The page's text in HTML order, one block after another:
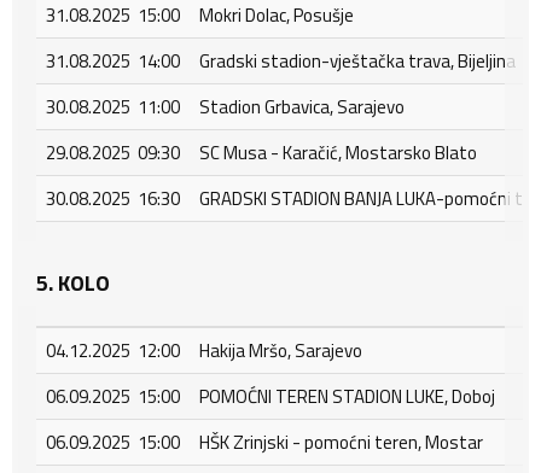
31.08.2025 15:00
Mokri Dolac, Posušje
31.08.2025 14:00
Gradski stadion-vještačka trava, Bijeljina
30.08.2025 11:00
Stadion Grbavica, Sarajevo
29.08.2025 09:30
SC Musa - Karačić, Mostarsko Blato
30.08.2025 16:30
GRADSKI STADION BANJA LUKA-pomoćni
5. KOLO
04.12.2025 12:00
Hakija Mršo, Sarajevo
06.09.2025 15:00
POMOĆNI TEREN STADION LUKE, Doboj
06.09.2025 15:00
HŠK Zrinjski - pomoćni teren, Mostar